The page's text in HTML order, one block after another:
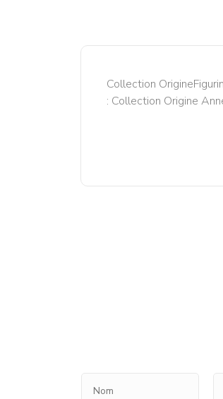
Collection
: Collection Origine